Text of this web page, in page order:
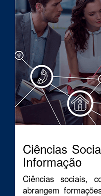
Ciências
Informação
Ciências sociais,
abrangem